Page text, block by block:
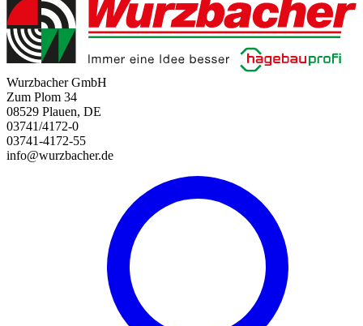
Wurzbacher GmbH
Zum Plom 34
08529 Plauen, DE
03741/4172-0
03741-4172-55
info@wurzbacher.de